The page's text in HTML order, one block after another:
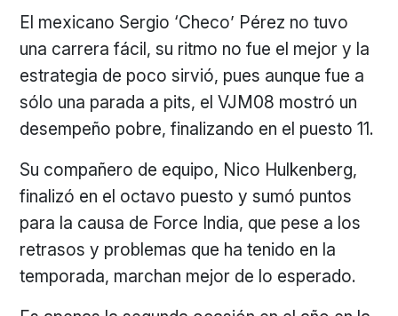
El mexicano Sergio ‘Checo’ Pérez no tuvo
una carrera fácil, su ritmo no fue el mejor y la
estrategia de poco sirvió, pues aunque fue a
sólo una parada a pits, el VJM08 mostró un
desempeño pobre, finalizando en el puesto 11.
Su compañero de equipo, Nico Hulkenberg,
finalizó en el octavo puesto y sumó puntos
para la causa de Force India, que pese a los
retrasos y problemas que ha tenido en la
temporada, marchan mejor de lo esperado.